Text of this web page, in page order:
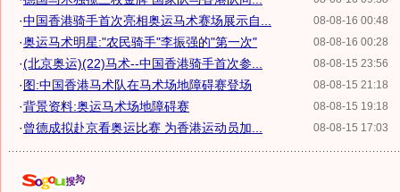
08-08-16 00:48
·中国香港骑手首次亮相奥运马术赛场展示自...
08-08-16 00:28
·奥运马术明星:"农民骑手"李振强的"第一次"
08-08-15 23:56
·(北京奥运)(22)马术--中国香港骑手首次参...
08-08-15 21:18
·图:中国香港马术队在马术场地障碍赛登场
08-08-15 19:18
·背景资料:奥运马术场地障碍赛
08-08-15 17:03
·曾德成拟赴京看奥运比赛 为香港运动员加...